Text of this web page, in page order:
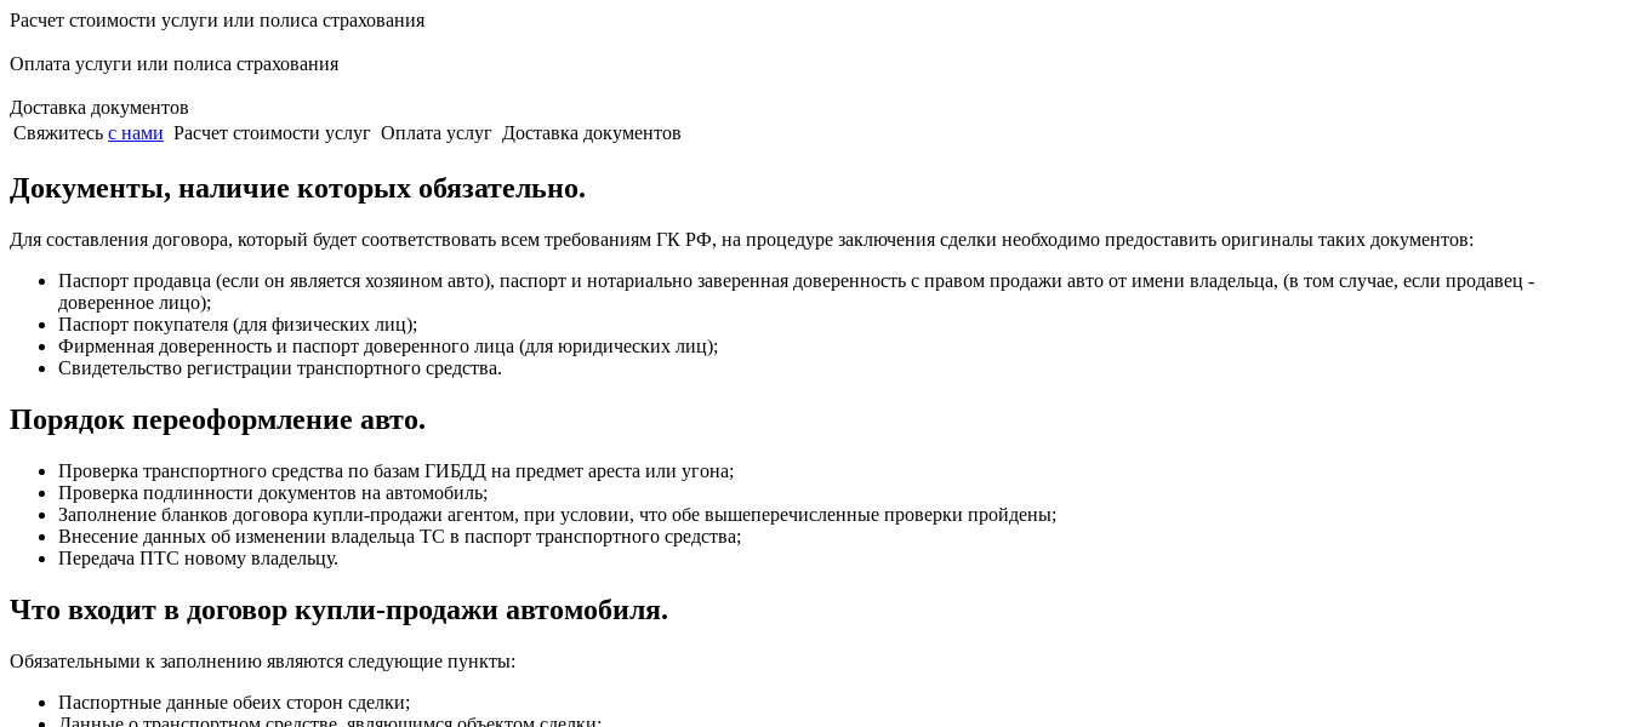
Расчет стоимости услуги или полиса страхования
Оплата услуги или полиса страхования
Доставка документов
Свяжитесь с нами Расчет стоимости услуг Оплата услуг Доставка документов
Документы, наличие которых обязательно.
Для составления договора, который будет соответствовать всем требованиям ГК РФ, на процедуре заключения сделки необходимо предоставить оригиналы таких документов:
Паспорт продавца (если он является хозяином авто), паспорт и нотариально заверенная доверенность с правом продажи авто от имени владельца, (в том случае, если продавец -
доверенное лицо);
Паспорт покупателя (для физических лиц);
Фирменная доверенность и паспорт доверенного лица (для юридических лиц);
Свидетельство регистрации транспортного средства.
Порядок переоформление авто.
Проверка транспортного средства по базам ГИБДД на предмет ареста или угона;
Проверка подлинности документов на автомобиль;
Заполнение бланков договора купли-продажи агентом, при условии, что обе вышеперечисленные проверки пройдены;
Внесение данных об изменении владельца ТС в паспорт транспортного средства;
Передача ПТС новому владельцу.
Что входит в договор купли-продажи автомобиля.
Обязательными к заполнению являются следующие пункты:
Паспортные данные обеих сторон сделки;